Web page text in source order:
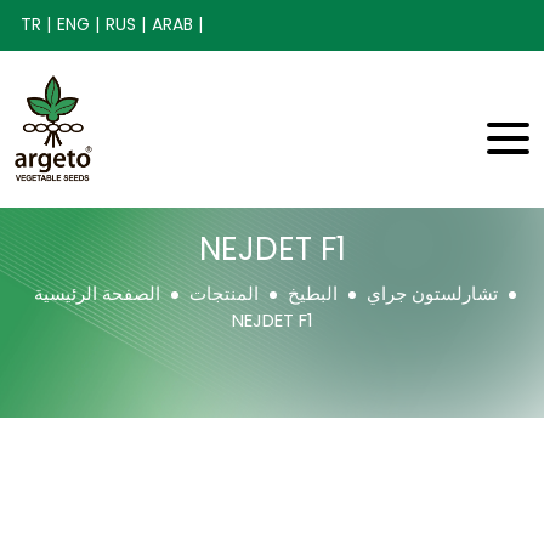
TR | ENG | RUS | ARAB |
NEJDET F1
الصفحة الرئيسية المنتجات البطيخ
تشارلستون جراي
NEJDET F1